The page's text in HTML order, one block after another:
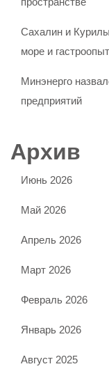
Сахалин и Курилы
море и гастроопыт
Минэнерго
предприятий
Архив
Июнь 2026
Май 2026
Апрель 2026
Март 2026
Февраль 2026
Январь 2026
Август 2025